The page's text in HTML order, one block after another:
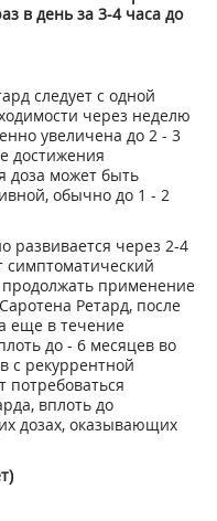
в день за 3-4 часа до
следует с одной
через неделю
увеличена до 2 - 3
достижения
доза может быть
обычно до 1 - 2
развивается через 2-4
симптоматический
продолжать применение
Ретард, после
еще в течение
до - 6 месяцев во
с рекуррентной
потребоваться
вплоть до
дозах, оказывающих